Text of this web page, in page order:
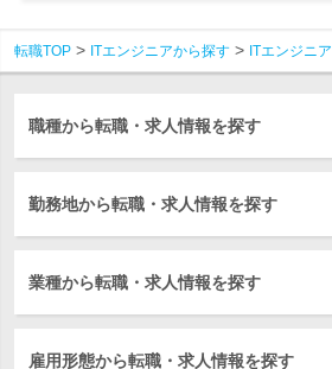
転職TOP ITエンジニアから探す ITエンジニア
職種から転職・求人情報を探す
勤務地から転職・求人情報を探す
業種から転職・求人情報を探す
雇用形態から転職・求人情報を探す